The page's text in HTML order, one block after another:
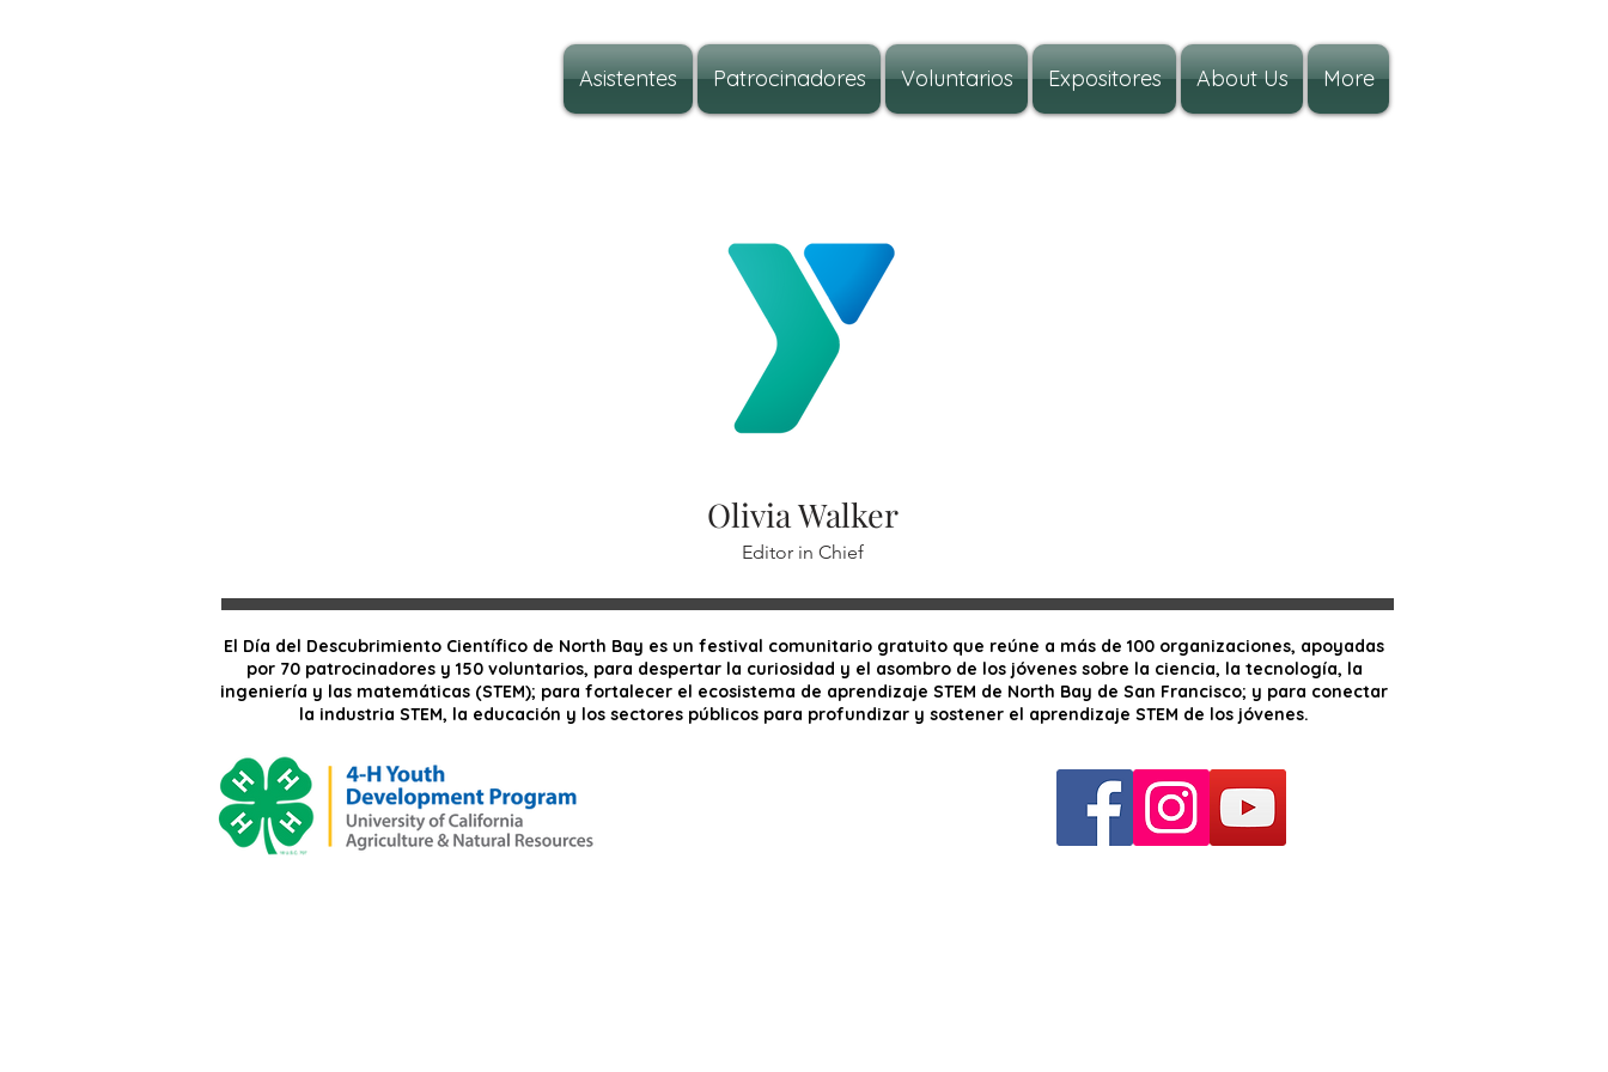
Asistentes Patrocinadores Voluntarios Expositores About Us More
Olivia Walker
Editor in Chief
El Día del Descubrimiento Científico de North Bay es un festival comunitario gratuito que reúne a más de 100 organizaciones, apoyadas
por 70 patrocinadores y 150 voluntarios, para despertar la curiosidad y el asombro de los jóvenes sobre la ciencia, la tecnología, la
ingeniería y las matemáticas (STEM); para fortalecer el ecosistema de aprendizaje STEM de North Bay de San Francisco; y para conectar
la industria STEM, la educación y los sectores públicos para profundizar y sostener el aprendizaje STEM de los jóvenes.